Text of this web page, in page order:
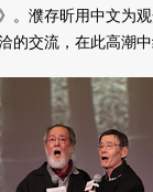
。濮存昕用中文为
的交流，在此高潮中